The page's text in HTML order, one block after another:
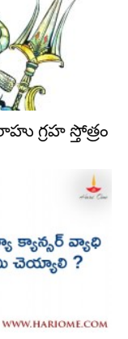
గ్రహ స్తోత్రం